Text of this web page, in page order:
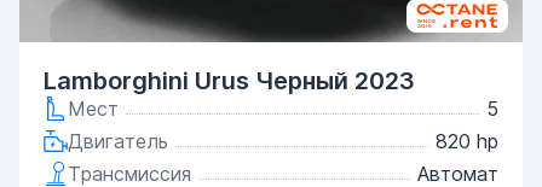
Lamborghini Urus Черный 2023
Мест
5
Двигатель
820 hp
Трансмиссия
Автомат